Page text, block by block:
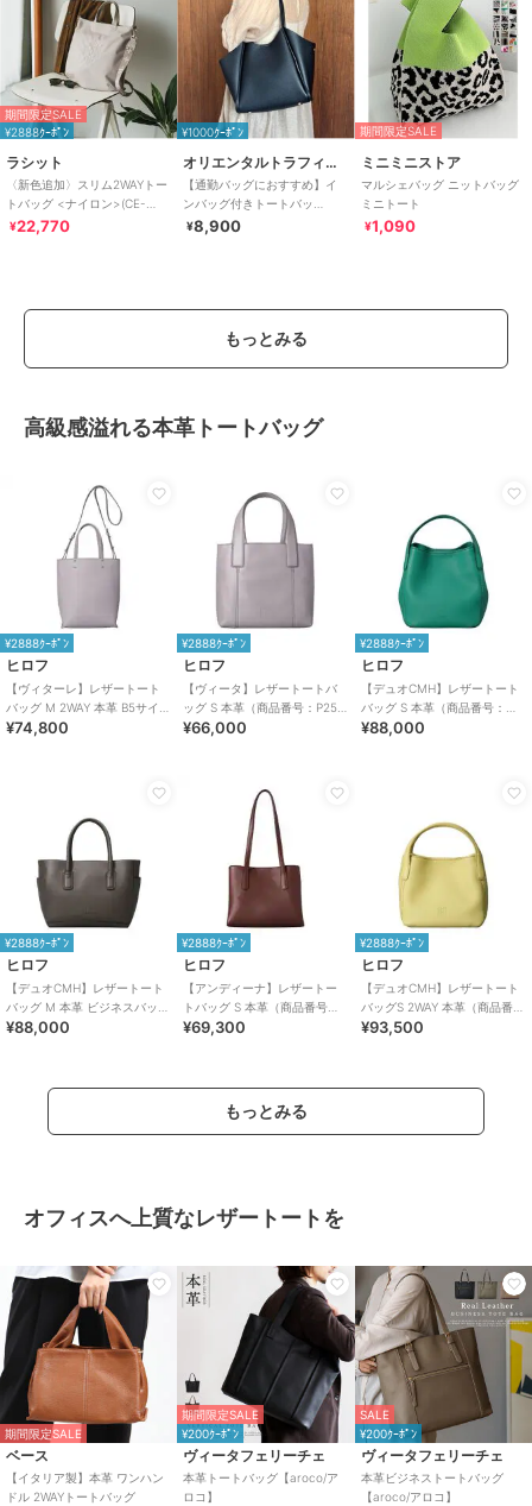
期間限定SALE
¥2888ｸｰﾎﾟﾝ
ラシット
〈新色追加〉スリム2WAYトー
トバッグ <ナイロン>(CE-
1404-WEB)
¥22,770
¥1000ｸｰﾎﾟﾝ
オリエンタルトラフィック
【通勤バッグにおすすめ】イ
ンバッグ付きトートバッ
グ/BA-256
¥8,900
期間限定SALE
ミニミニストア
マルシェバッグ ニットバッグ
ミニトート
¥1,090
もっとみる
高級感溢れる本革トートバッグ
¥2888ｸｰﾎﾟﾝ
ヒロフ
【ヴィターレ】レザートート
バッグ M 2WAY 本革 B5サイズ
（商品番号：P25－26641）
¥74,800
¥2888ｸｰﾎﾟﾝ
ヒロフ
【ヴィータ】レザートートバ
ッグ S 本革（商品番号：P25-
20310）
¥66,000
¥2888ｸｰﾎﾟﾝ
ヒロフ
【デュオCMH】レザートート
バッグ S 本革（商品番号：
P25-35434）
¥88,000
¥2888ｸｰﾎﾟﾝ
ヒロフ
【デュオCMH】レザートート
バッグ M 本革 ビジネスバッグ
（商品番号：P25-35435）
¥88,000
¥2888ｸｰﾎﾟﾝ
ヒロフ
【アンディーナ】レザートー
トバッグ S 本革（商品番号：
P25－35542）
¥69,300
¥2888ｸｰﾎﾟﾝ
ヒロフ
【デュオCMH】レザートート
バッグS 2WAY 本革（商品番
号：P25-35433）
¥93,500
もっとみる
オフィスへ上質なレザートートを
期間限定SALE
ベース
【イタリア製】本革 ワンハン
ドル 2WAYトートバッグ
期間限定SALE
¥200ｸｰﾎﾟﾝ
ヴィータフェリーチェ
本革トートバッグ【aroco/ア
ロコ】
SALE
¥200ｸｰﾎﾟﾝ
ヴィータフェリーチェ
本革ビジネストートバッグ
【aroco/アロコ】